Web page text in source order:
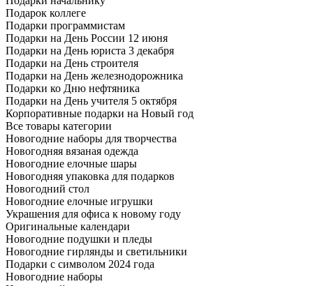
Подарок коллеге
Подарки программистам
Подарки на День России 12 июня
Подарки на День юриста 3 декабря
Подарки на День строителя
Подарки на День железнодорожника
Подарки ко Дню нефтяника
Подарки на День учителя 5 октября
Корпоративные подарки на Новый год
Все товары категории
Новогодние наборы для творчества
Новогодняя вязаная одежда
Новогодние елочные шары
Новогодняя упаковка для подарков
Новогодний стол
Новогодние елочные игрушки
Украшения для офиса к новому году
Оригинальные календари
Новогодние подушки и пледы
Новогодние гирлянды и светильники
Подарки с символом 2024 года
Новогодние наборы